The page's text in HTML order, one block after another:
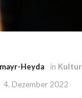
Heyda in Kultur
4. Dezember 2022